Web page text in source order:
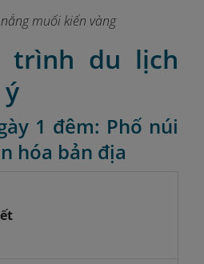
muối kiến vàng
trình du lịch
1 đêm: Phố núi
hóa bản địa